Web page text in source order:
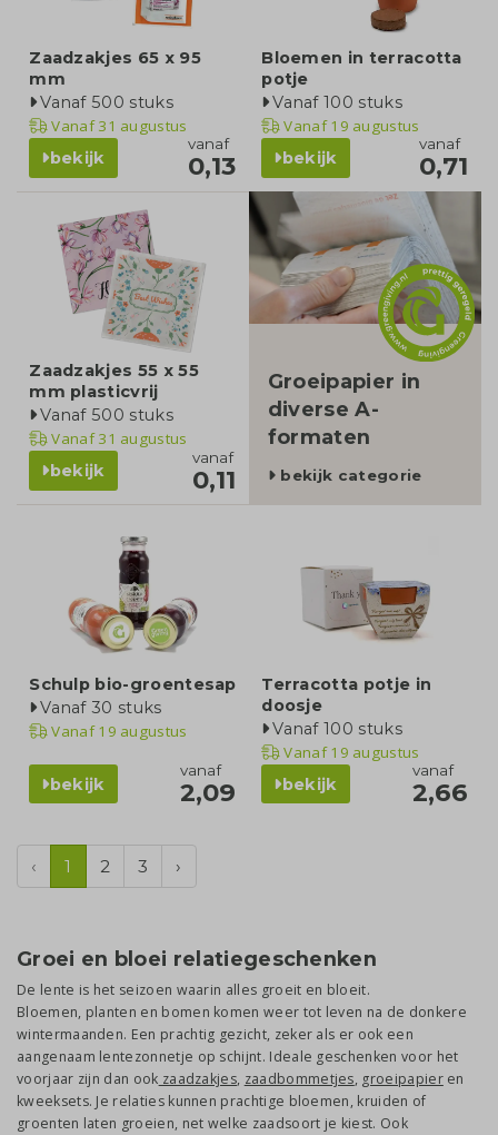
Zaadzakjes 65 x 95
mm
Vanaf 500 stuks
Vanaf31 augustus
bekijk
vanaf
0,13
Bloemen in terracotta
potje
Vanaf 100 stuks
Vanaf19 augustus
bekijk
vanaf
0,71
Zaadzakjes 55 x 55
mm plasticvrij
Vanaf 500 stuks
Vanaf31 augustus
bekijk
vanaf
0,11
categorie
Groeipapier in
diverse A-
formaten
bekijk categorie
Schulp bio-groentesap
Vanaf 30 stuks
Vanaf19 augustus
bekijk
vanaf
2,09
Terracotta potje in
doosje
Vanaf 100 stuks
Vanaf19 augustus
bekijk
vanaf
2,66
‹ 1 2 3 ›
Groei en bloei relatiegeschenken
De lente is het seizoen waarin alles groeit en bloeit.
Bloemen, planten en bomen komen weer tot leven na de donkere
wintermaanden. Een prachtig gezicht, zeker als er ook een
aangenaam lentezonnetje op schijnt. Ideale geschenken voor het
voorjaar zijn dan ook zaadzakjes, zaadbommetjes, groeipapieren
kweeksets. Je relaties kunnen prachtige bloemen, kruiden of
groenten laten groeien, net welke zaadsoort je kiest. Ook